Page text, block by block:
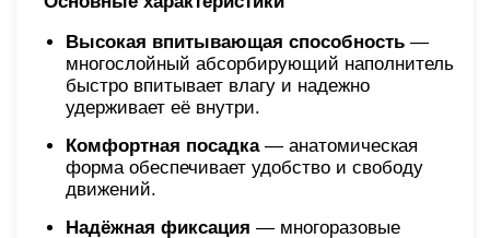
Высокая впитывающая способность —
многослойный абсорбирующий наполнитель
быстро впитывает влагу и надежно
удерживает её внутри.
Комфортная посадка— анатомическая
форма обеспечивает удобство и свободу
движений.
Надёжная фиксация — многоразовые